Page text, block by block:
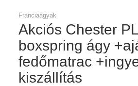
Franciaágyak
Akciós Chester
boxspring ágy
fedőmatrac
kiszállítás